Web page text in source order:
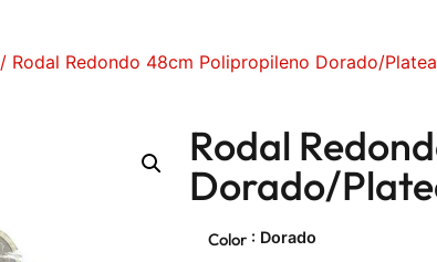
/ Rodal Redondo 48cm Polipropileno Dorado/
Rodal
Dorado/
Color : Dorado